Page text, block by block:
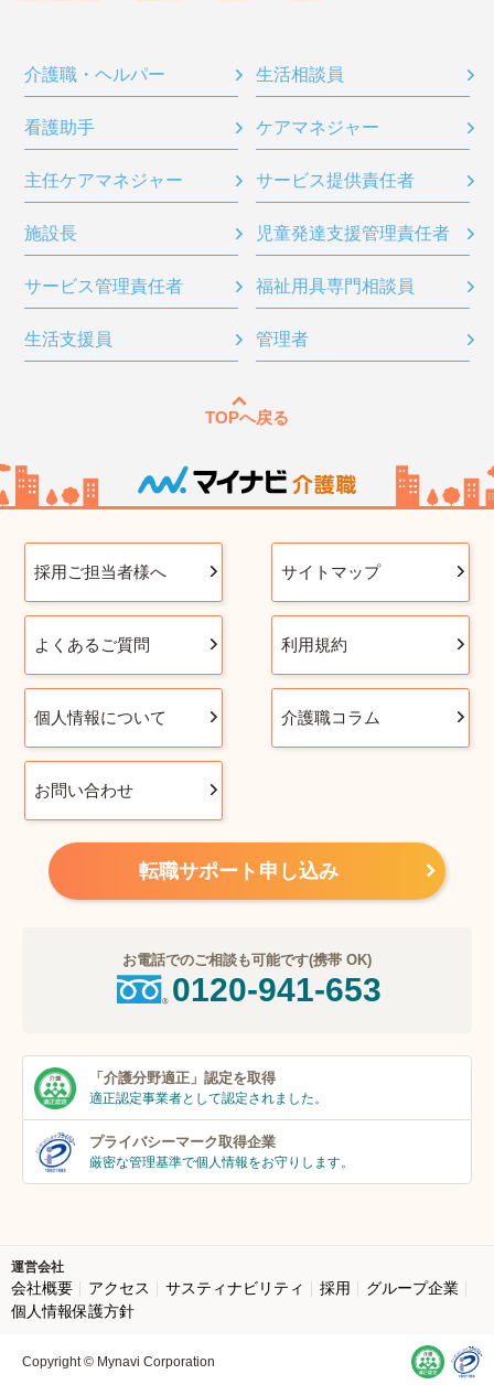
介護職・ヘルパー 生活相談員
看護助手 ケアマネジャー
主任ケアマネジャー サービス提供責任者
施設長 児童発達支援管理責任者
サービス管理責任者 福祉用具専門相談員
生活支援員 管理者
TOPへ戻る
採用ご担当者様へ サイトマップ
よくあるご質問 利用規約
個人情報について 介護職コラム
お問い合わせ
転職サポート申し込み
お電話でのご相談も可能です(携帯 OK)
0120-941-653
「介護分野適正」 認定を取得
適正認定事業者として認定されました。
プライバシーマーク取得企業
厳密な管理基準で個人情報をお守りします。
運営会社
会社概要 アクセス サスティナビリティ 採用
グループ企業
個人情報保護方針
Copyright © Mynavi Corporation